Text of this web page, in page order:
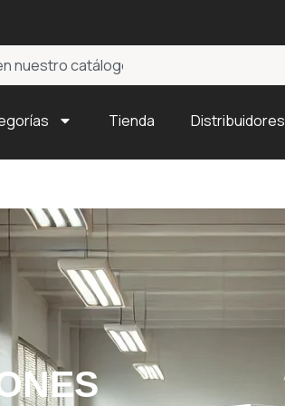
Tienda Distribuidores